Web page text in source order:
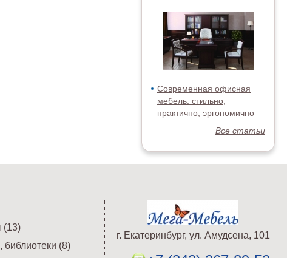
Современная офисная
мебель: стильно,
практично, эргономично
Все статьи
г. Екатеринбург, ул. Амудсена, 101
(8)